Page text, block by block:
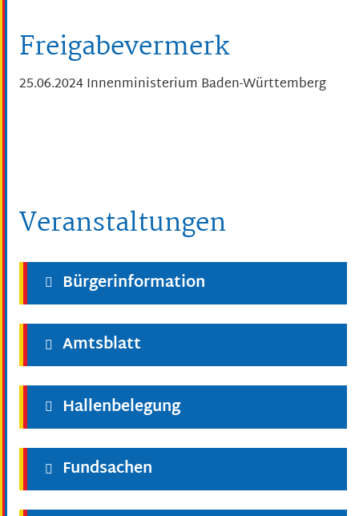
Freigabevermerk
25.06.2024 Innenministerium Baden-Württemberg
Veranstaltungen
Bürgerinformation
Amtsblatt
Hallenbelegung
Fundsachen